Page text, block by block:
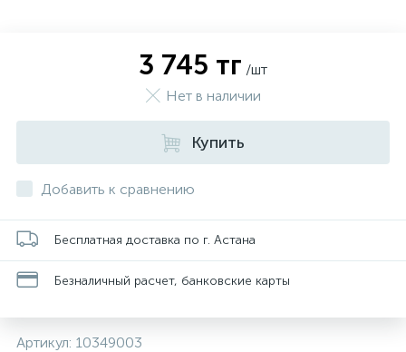
3 745 тг /шт
Нет в наличии
Купить
Добавить к сравнению
Бесплатная доставка по г. Астана
Безналичный расчет, банковские карты
Артикул: 10349003